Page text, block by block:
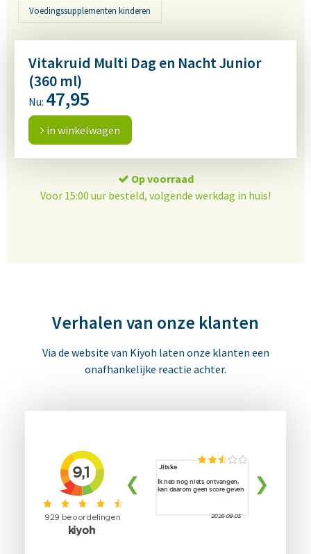
Voedingssupplementen kinderen
Vitakruid Multi Dag en Nacht Junior
(360 ml)
Nu: 47,95
in winkelwagen
Op voorraad
Voor 15:00 uur besteld, volgende werkdag in huis!
Verhalen van onze klanten
Via de website van Kiyoh laten onze klanten een
onafhankelijke reactie achter.